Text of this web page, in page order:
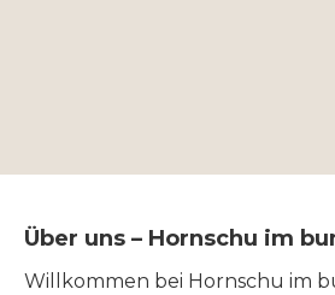
Über uns – Hornschu im
Willkommen bei Hornschu im